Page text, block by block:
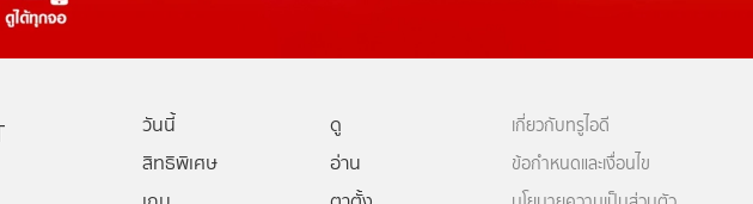
วันนี้
ดู
สิทธิพิเศษ
อ่าน
เกี่ยวกับทรูไอดี
ข้อกำหนดและเงื่อนไข